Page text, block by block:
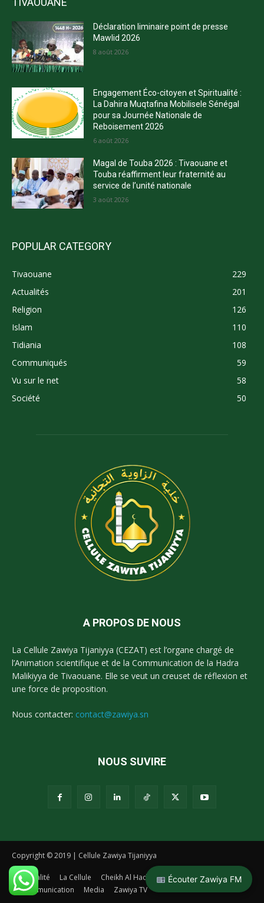
Écouter Zawiya FM
Déclaration liminaire point de presse
Mawlid 2026
8 août 2026
Engagement Éco-citoyen et Spiritualité :
La Dahira Muqtafina Mobilisele Sénégal
pour sa Journée Nationale de
Reboisement 2026
6 août 2026
Magal de Touba 2026 : Tivaouane et
Touba réaffirment leur fraternité au
service de l’unité nationale
3 août 2026
POPULAR CATEGORY
Tivaouane
229
Actualités
201
Religion
126
Islam
110
Tidiania
108
Communiqués
59
Vu sur le net
58
Société
50
A PROPOS DE NOUS
La Cellule Zawiya Tijaniyya (CEZAT) est l’organe chargé de
l’Animation scientifique et de la Communication de la Hadra
Malikiyya de Tivaouane. Elle se veut un creuset de réflexion et
une force de proposition.
Nous contacter: contact@zawiya.sn
NOUS SUVIRE
Copyright © 2019 | Cellule Zawiya Tijaniyya
Actualité La Cellule Cheikh Al Hadj Malick Sy
La Tidianiya
Communication
Media Zawiya TV